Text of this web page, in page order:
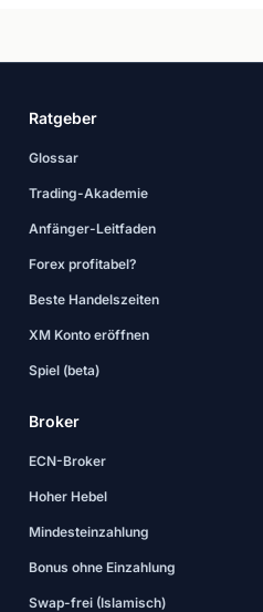
Ratgeber
Glossar
Trading-Akademie
Anfänger-Leitfaden
Forex profitabel?
Beste Handelszeiten
XM Konto eröffnen
Spiel (beta)
Broker
ECN-Broker
Hoher Hebel
Mindesteinzahlung
Bonus ohne Einzahlung
Swap-frei (Islamisch)